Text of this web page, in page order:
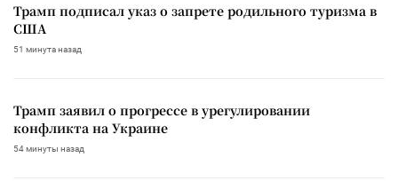
Трамп подписал указ о запрете родильного туризма в
США
51 минута назад
Трамп заявил о прогрессе в урегулировании
конфликта на Украине
54 минуты назад